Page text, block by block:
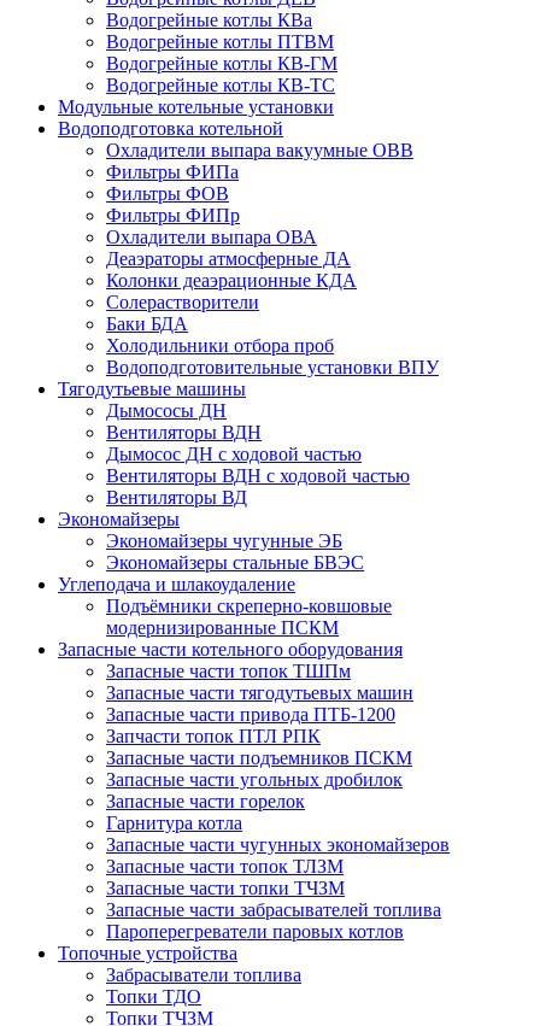
Водогрейные котлы КВа
Водогрейные котлы ПТВМ
Водогрейные котлы КВ-ГМ
Водогрейные котлы КВ-ТС
Модульные котельные установки
Водоподготовка котельной
Охладители выпара вакуумные ОВВ
Фильтры ФИПа
Фильтры ФОВ
Фильтры ФИПр
Охладители выпара ОВА
Деаэраторы атмосферные ДА
Колонки деаэрационные КДА
Солерастворители
Баки БДА
Холодильники отбора проб
Водоподготовительные установки ВПУ
Тягодутьевые машины
Дымососы ДН
Вентиляторы ВДН
Дымосос ДН с ходовой частью
Вентиляторы ВДН с ходовой частью
Вентиляторы ВД
Экономайзеры
Экономайзеры чугунные ЭБ
Экономайзеры стальные БВЭС
Углеподача и шлакоудаление
Подъёмники скреперно-ковшовые
модернизированные ПСКМ
Запасные части котельного оборудования
Запасные части топок ТШПм
Запасные части тягодутьевых машин
Запасные части привода ПТБ-1200
Запчасти топок ПТЛ РПК
Запасные части подъемников ПСКМ
Запасные части угольных дробилок
Запасные части горелок
Гарнитура котла
Запасные части чугунных экономайзеров
Запасные части топок ТЛЗМ
Запасные части топки ТЧЗМ
Запасные части забрасывателей топлива
Пароперегреватели паровых котлов
Топочные устройства
Забрасыватели топлива
Топки ТДО
Топки ТЧЗМ